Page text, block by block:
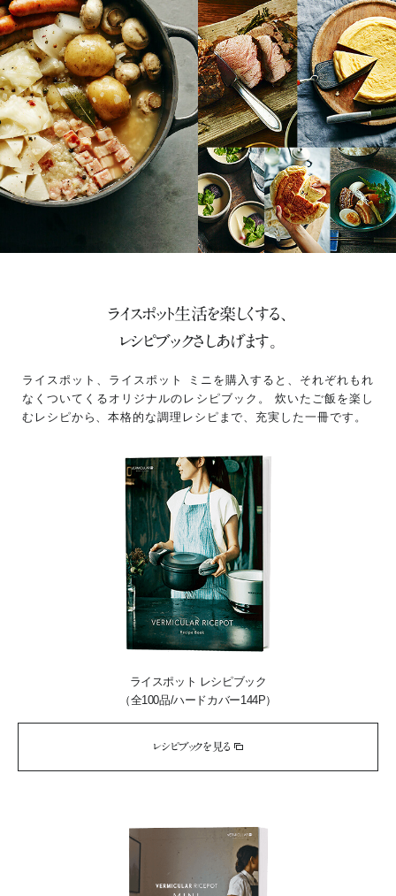
ライスポット生活を楽しくする、
レシピブックさしあげます。
ライスポット、ライスポット ミニを購入すると、それぞれもれ
なくついてくるオリジナルのレシピブック。
炊いたご飯を楽し
むレシピから、本格的な調理レシピまで、充実した一冊です。
ライスポット レシピブック
（全100品/ハードカバー144P）
レシピブックを見る